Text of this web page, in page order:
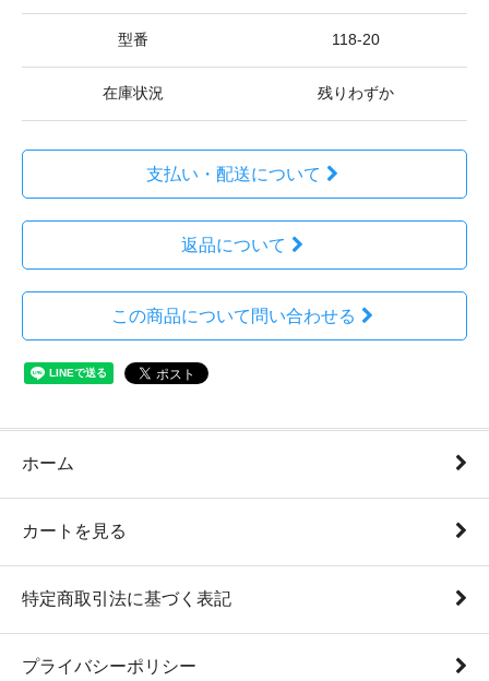
型番 118-20
在庫状況 残りわずか
支払い・配送について
返品について
この商品について問い合わせる
ホーム
カートを見る
特定商取引法に基づく表記
プライバシーポリシー